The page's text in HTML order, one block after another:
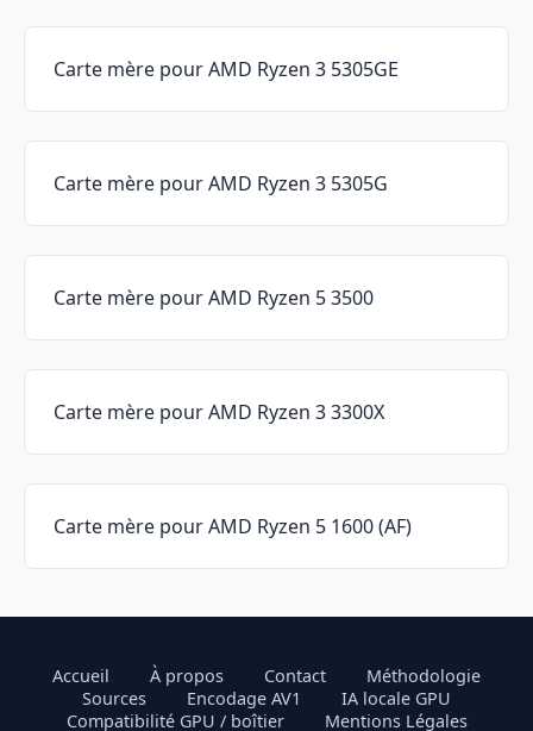
Carte mère pour AMD Ryzen 3 5305GE
Carte mère pour AMD Ryzen 3 5305G
Carte mère pour AMD Ryzen 5 3500
Carte mère pour AMD Ryzen 3 3300X
Carte mère pour AMD Ryzen 5 1600 (AF)
Accueil À propos Contact
Méthodologie
Sources
Encodage AV1
IA locale GPU
Compatibilité GPU / boîtier
Mentions Légales